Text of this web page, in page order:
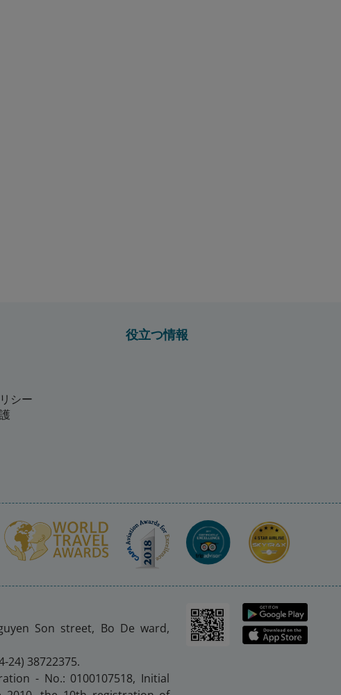
シー
役立つ情報
Son street, Bo De ward,
24) 38722375.
- No.: 0100107518, Initial